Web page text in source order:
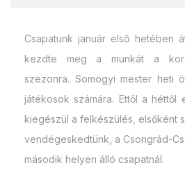
Csapatunk január első hetében
kezdte meg a munkát a
szezonra. Somogyi mester heti
játékosok számára. Ettől a héttől
kiegészül a felkészülés, elsőként
vendégeskedtünk, a Csongrád-
második helyen álló csapatnál.